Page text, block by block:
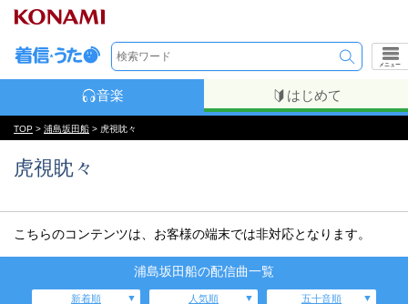
メニュー
音楽 はじめて
TOP > 浦島坂田船 > 虎視眈々
虎視眈々
こちらのコンテンツは、お客様の端末では非対応となります。
浦島坂田船の配信曲一覧
新着順 人気順 五十音順